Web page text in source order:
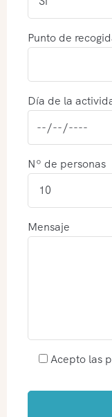
Punto de
Día de la
Nº de personas
Mensaje
Acepto las